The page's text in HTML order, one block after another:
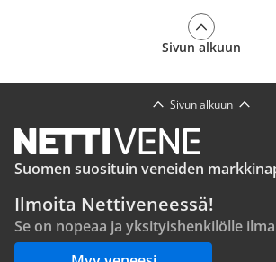
Sivun alkuun
Sivun alkuun
Suomen suosituin veneiden
Ilmoita Nettiveneessä!
Se on nopeaa ja yksityishenkilölle